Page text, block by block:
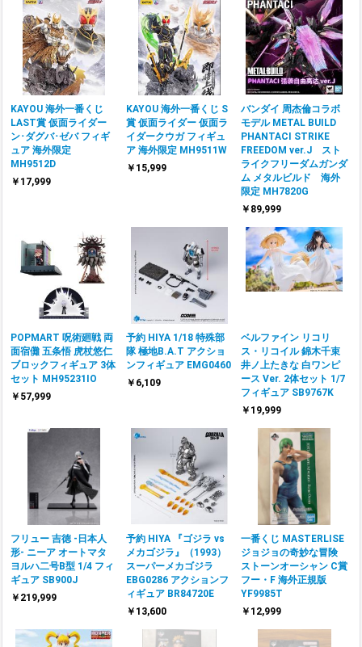
KAYOU 海外一番くじ
LAST賞 仮面ライダー
ン･ダグバ･ゼバ フィギ
ュア 海外限定
MH9512D
￥17,999
KAYOU 海外一番くじ S
賞 仮面ライダー 仮面ラ
イダークウガ フィギュ
ア 海外限定 MH9511W
￥15,999
バンダイ 周杰倫コラボ
モデル METAL BUILD
PHANTACI STRIKE
FREEDOM ver.J スト
ライクフリーダムガンダ
ム メタルビルド 海外
限定 MH7820G
￥89,999
POPMART 呪術廻戦 両
面宿儺 五条悟 虎杖悠仁
ブロックフィギュア 3体
セット MH95231IO
￥57,999
予約 HIYA 1/18 特殊部
隊 極地B.A.T アクショ
ンフィギュア EMG0460
￥6,109
ベルファイン リコリ
ス・リコイル 錦木千束
井ノ上たきな 白ワンピ
ース Ver. 2体セット 1/7
フィギュア SB9767K
￥19,999
フリュー 吉徳 -日本人
形- ニーア オートマタ
ヨルハ二号B型 1/4 フィ
ギュア SB900J
￥219,999
予約 HIYA 『ゴジラ vs
メカゴジラ』（1993）
スーパーメカゴジラ
EBG0286 アクションフ
ィギュア BR84720E
￥13,600
一番くじ MASTERLISE
ジョジョの奇妙な冒険
ストーンオーシャン C賞
フー・F 海外正規版
YF9985T
￥12,999